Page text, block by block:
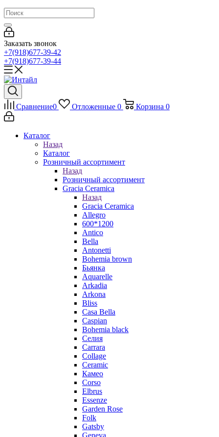
Заказать звонок
+7(918)677-39-42
+7(918)677-39-44
Сравнение0 Отложенные 0 Корзина 0
Каталог
Назад
Каталог
Розничный ассортимент
Назад
Розничный ассортимент
Gracia Ceramica
Назад
Gracia Ceramica
Allegro
600*1200
Antico
Bella
Antonetti
Bohemia brown
Бьянка
Aquarelle
Arkadia
Arkona
Bliss
Casa Bella
Caspian
Bohemia black
Селия
Carrara
Collage
Ceramic
Камео
Corso
Elbrus
Essenze
Garden Rose
Folk
Gatsby
Geneva